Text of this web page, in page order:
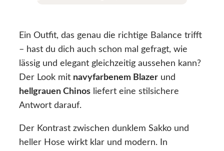
Ein Outfit, das genau die richtige Balance trifft
– hast du dich auch schon mal gefragt, wie
lässig und elegant gleichzeitig aussehen kann?
Der Look mit navyfarbenem Blazer und
hellgrauen Chinos liefert eine stilsichere
Antwort darauf.
Der Kontrast zwischen dunklem Sakko und
heller Hose wirkt klar und modern. In